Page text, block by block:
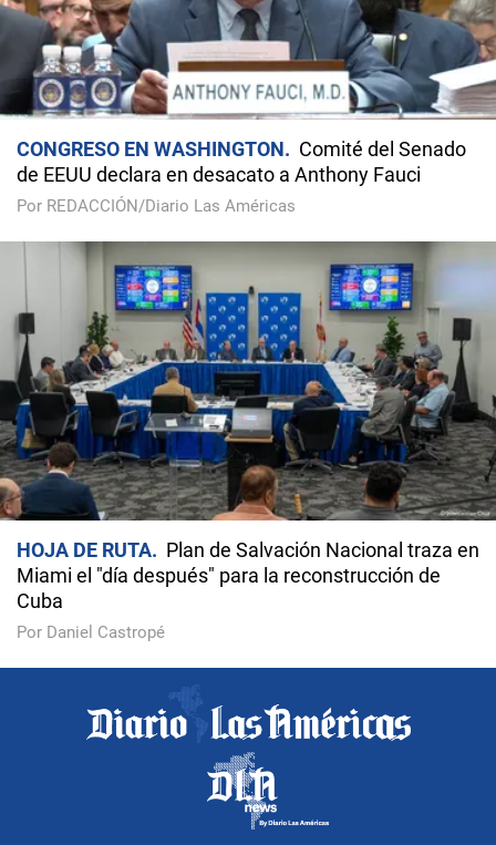
CONGRESO EN WASHINGTON
Comité del Senado
de EEUU declara en desacato a Anthony Fauci
Por REDACCIÓN/Diario Las Américas
HOJA DE RUTA
Plan de Salvación Nacional traza en
Miami el "día después" para la reconstrucción de
Cuba
Por Daniel Castropé